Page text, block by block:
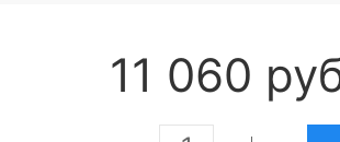
11 060